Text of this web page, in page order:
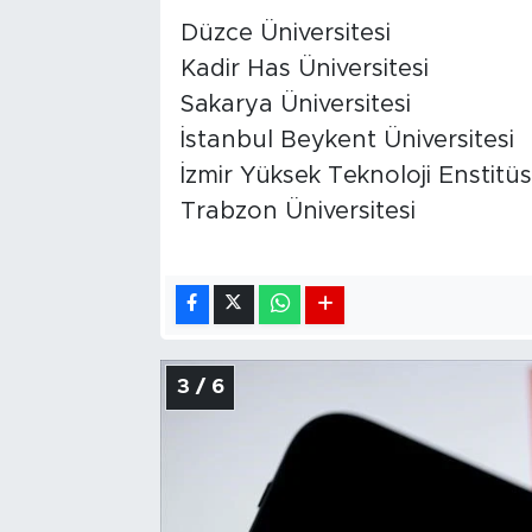
Düzce Üniversitesi
Kadir Has Üniversitesi
Sakarya Üniversitesi
İstanbul Beykent Üniversitesi
İzmir Yüksek Teknoloji
Trabzon Üniversitesi
3 / 6